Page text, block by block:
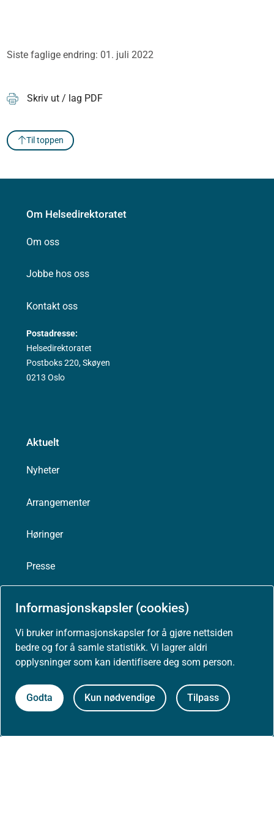
Informasjonskapsler (cookies)
Vi bruker informasjonskapsler for å gjøre nettsiden
bedre og for å samle statistikk. Vi lagrer aldri
opplysninger som kan identifisere deg som person.
Godta Kun nødvendige Tilpass
Siste faglige endring: 01. juli 2022
Skriv ut / lag PDF
Til toppen
Om Helsedirektoratet
Om oss
Jobbe hos oss
Kontakt oss
Postadresse:
Helsedirektoratet
Postboks 220, Skøyen
0213 Oslo
Aktuelt
Nyheter
Arrangementer
Høringer
Presse
Om nettstedet
Personvernerklæring
Tilgjengelighetserklæring (uustatus.no)